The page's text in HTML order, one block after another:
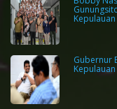
Gubernur